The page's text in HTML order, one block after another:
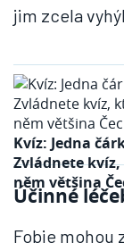
jim zcela
Kvíz: Jedna
Zvládnete
něm většina
Účinné
Fobie mohou